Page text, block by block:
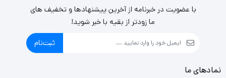
با عضویت در خبرنامه از آخرین پیشنهادها و تخفیف های
ما زودتر از بقیه با خبر شوید!
ثبت‌نام
نمادهای ما